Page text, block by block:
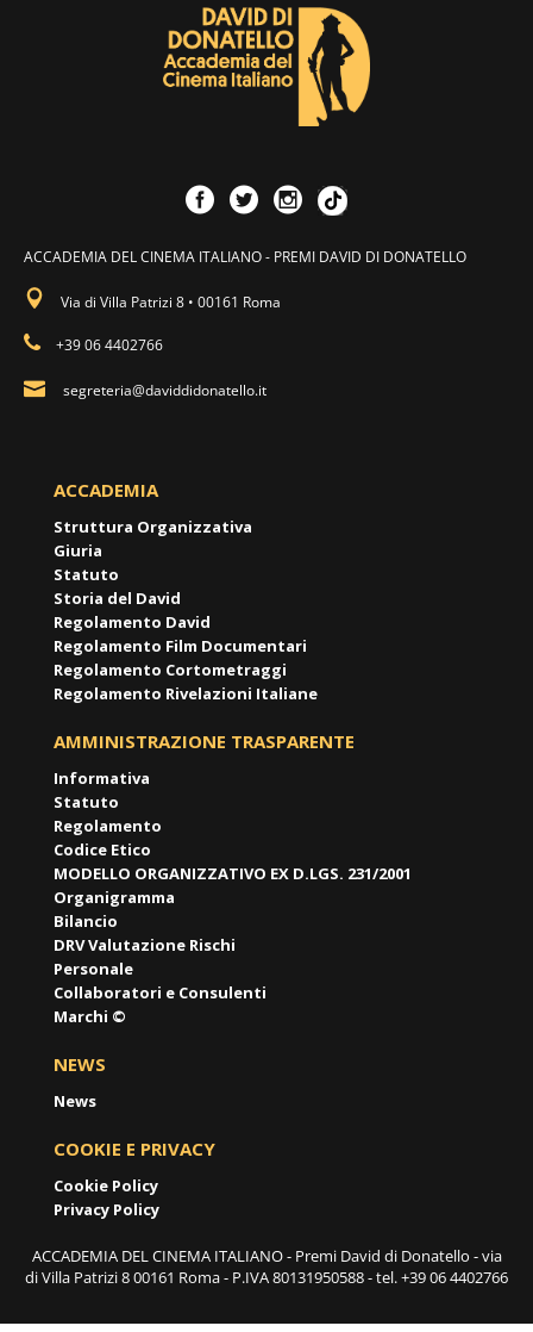
ACCADEMIA DEL CINEMA ITALIANO - PREMI DAVID DI DONATELLO
Via di Villa Patrizi 8 • 00161 Roma
+39 06 4402766
segreteria@daviddidonatello.it
ACCADEMIA
Struttura Organizzativa
Giuria
Statuto
Storia del David
Regolamento David
Regolamento Film Documentari
Regolamento Cortometraggi
Regolamento Rivelazioni Italiane
AMMINISTRAZIONE TRASPARENTE
Informativa
Statuto
Regolamento
Codice Etico
MODELLO ORGANIZZATIVO EX D.LGS. 231/2001
Organigramma
Bilancio
DRV Valutazione Rischi
Personale
Collaboratori e Consulenti
Marchi ©
NEWS
News
COOKIE E PRIVACY
Cookie Policy
Privacy Policy
ACCADEMIA DEL CINEMA ITALIANO - Premi David di Donatello - via
di Villa Patrizi 8 00161 Roma - P.IVA 80131950588 - tel. +39 06 4402766